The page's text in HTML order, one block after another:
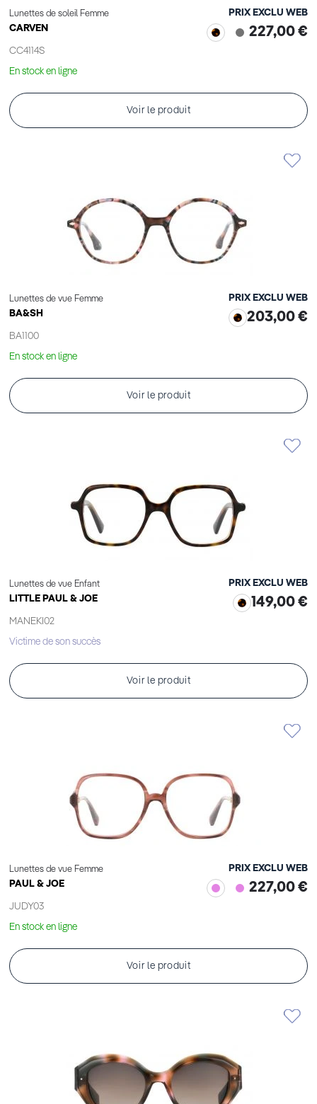
Lunettes de soleil Femme
CARVEN
CC4114S
PRIX EXCLU WEB
227,00 €
En stock en ligne
Voir le produit
Lunettes de vue Femme
BA&SH
BA1100
PRIX EXCLU WEB
203,00 €
En stock en ligne
Voir le produit
Lunettes de vue Enfant
LITTLE PAUL & JOE
MANEKI02
PRIX EXCLU WEB
149,00 €
Victime de son succès
Voir le produit
Lunettes de vue Femme
PAUL & JOE
JUDY03
PRIX EXCLU WEB
227,00 €
En stock en ligne
Voir le produit